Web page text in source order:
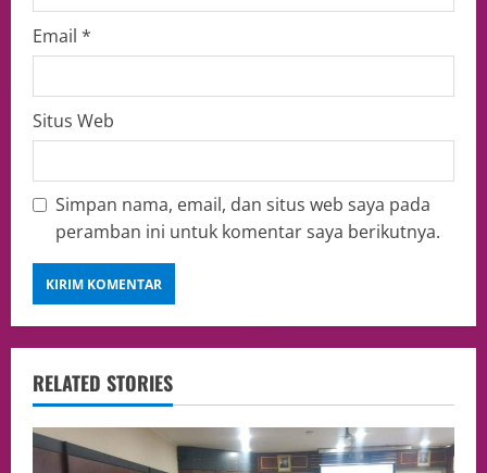
Email *
Situs Web
Simpan nama, email, dan situs web saya pada
peramban ini untuk komentar saya berikutnya.
RELATED STORIES